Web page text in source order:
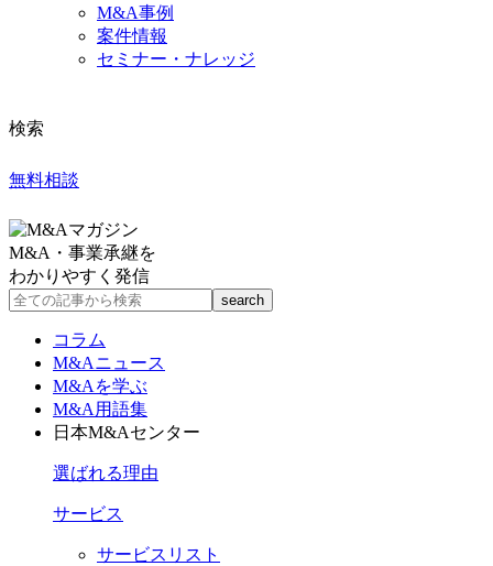
M&A事例
案件情報
セミナー・ナレッジ
検索
無料相談
M&A・事業承継を
わかりやすく発信
コラム
M&Aニュース
M&Aを学ぶ
M&A用語集
日本M&Aセンター
選ばれる理由
サービス
サービスリスト